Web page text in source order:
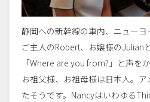
静岡への新幹線の車内、ニューヨ
ご主人のRobert、お嬢様のJulian
「Where are you from?」と声を
お祖父様、お祖母様は日本人。
たそうです。Nancyはいわゆる